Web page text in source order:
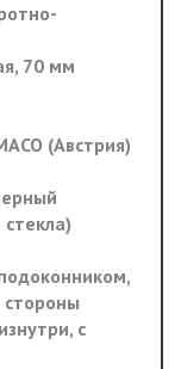
70 мм
(Австрия)
стороны
с